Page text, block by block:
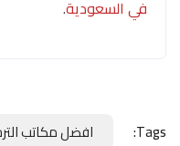
في السعودية.
Tags:
افضل مكاتب